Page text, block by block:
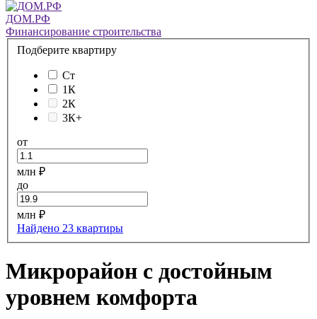
ДОМ.РФ
Финансирование строительства
Подберите квартиру
Ст
1К
2К
3К+
от
млн ₽
до
млн ₽
Найдено 23 квартиры
Микрорайон с достойным
уровнем комфорта